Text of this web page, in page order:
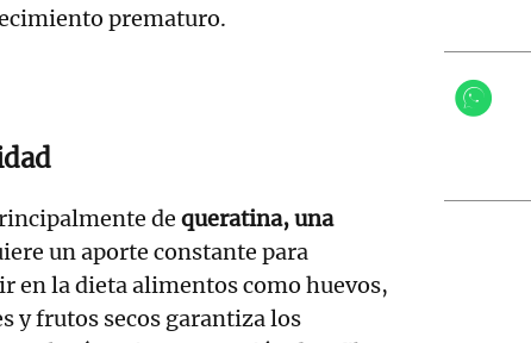
prematuro.
de queratina, una
un aporte constante para
en la dieta alimentos como huevos,
y frutos secos garantiza los